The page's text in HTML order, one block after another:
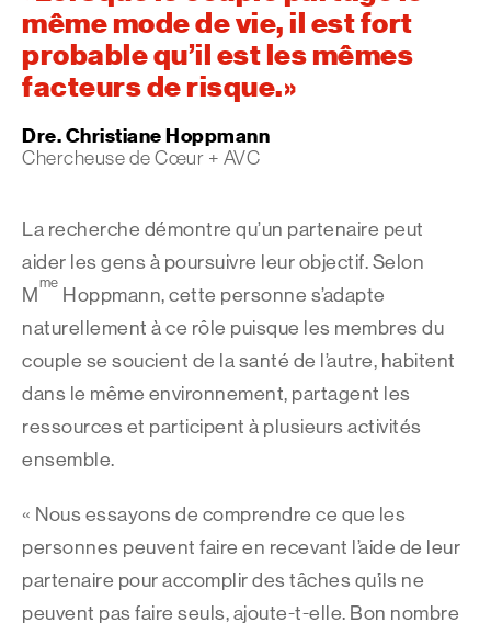
même mode de vie, il est fort
probable qu’il est les mêmes
facteurs de risque.
Dre. Christiane Hoppmann
Chercheuse de Cœur + AVC
La recherche démontre qu’un partenaire peut
aider les gens à poursuivre leur objectif. Selon
M
me
Hoppmann, cette personne s’adapte
naturellement à ce rôle puisque les membres du
couple se soucient de la santé de l’autre, habitent
dans le même environnement, partagent les
ressources et participent à plusieurs activités
ensemble.
« Nous essayons de comprendre ce que les
personnes peuvent faire en recevant l’aide de leur
partenaire pour accomplir des tâches qu’ils ne
peuvent pas faire seuls, ajoute-t-elle. Bon nombre